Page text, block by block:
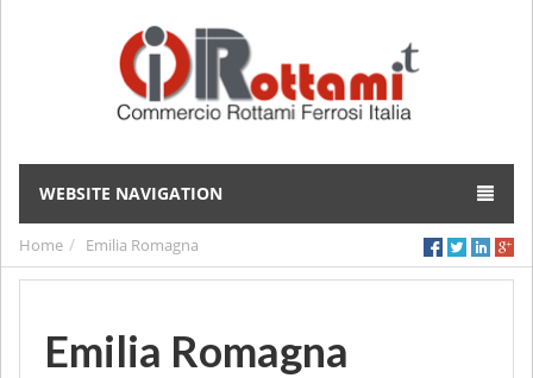
WEBSITE NAVIGATION
Home Emilia Romagna
Emilia Romagna